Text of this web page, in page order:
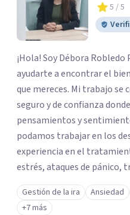
5 / 5
¡Hola! Soy Débora
ayudarte a encontrar el
que mereces. Mi trabajo se
seguro y de confianza
pensamientos y
podamos trabajar en los
experiencia en el
estrés, ataques de pánico,
el trastorno obsesivo-
terapéutico se adapta a tus
Gestión de la ira Ansiedad
+7 más